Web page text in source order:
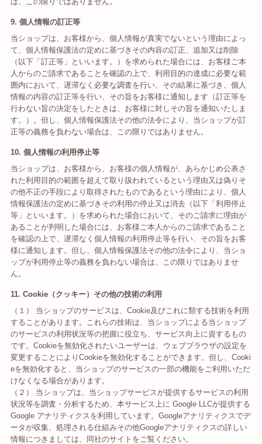
9. 個人情報の訂正等
当ショップは、お客様から、個人情報が真実でないという理由によっ
て、個人情報保護法の定めに基づきその内容の訂正、追加又は削除
（以下「訂正等」といいます。）を求められた場合には、お客様ご本
人からのご請求であることを確認の上で、利用目的の達成に必要な範
囲内において、遅滞なく必要な調査を行い、その結果に基づき、個人
情報の内容の訂正等を行い、その旨をお客様に通知します（訂正等を
行わない旨の決定をしたときは、お客様に対しその旨を通知いたしま
す。）。但し、個人情報保護法その他の法令により、当ショップが訂
正等の義務を負わない場合は、この限りではありません。
10. 個人情報の利用停止等
当ショップは、お客様から、お客様の個人情報が、あらかじめ公表さ
れた利用目的の範囲を超えて取り扱われているという理由又は偽りそ
の他不正の手段により取得されたものであるという理由により、個人
情報保護法の定めに基づきその利用の停止又は消去（以下「利用停止
等」といいます。）を求められた場合において、そのご請求に理由が
あることが判明した場合には、お客様ご本人からのご請求であること
を確認の上で、遅滞なく個人情報の利用停止等を行い、その旨をお客
様に通知します。但し、個人情報保護法その他の法令により、当ショ
ップが利用停止等の義務を負わない場合は、この限りではありませ
ん。
11. Cookie（クッキー）その他の技術の利用
（１） 当ショップのサービスは、Cookie及びこれに類する技術を利用
することがあります。これらの技術は、当ショップによる当ショップ
のサービスの利用状況等の把握に役立ち、サービス向上に資するもの
です。Cookieを無効化されたいユーザーは、ウェブブラウザの設定を
変更することによりCookieを無効化することができます。但し、Cooki
eを無効化すると、当ショップのサービスの一部の機能をご利用いただ
けなくなる場合があります。
（２） 当ショップは、当ショップサービスが提供するサービスの利用
状況等を調査・分析するため、本サービス上に Google LLCが提供する
Google アナリティクスを利用しています。Googleアナリティクスでデ
ータが収集、処理される仕組みその他Googleアナリティクスの詳しい
情報につきましては、同社のサイトをご覧ください。